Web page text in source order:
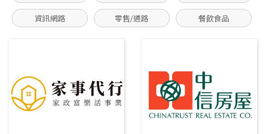
資訊網路 零售/通路 餐飲食品